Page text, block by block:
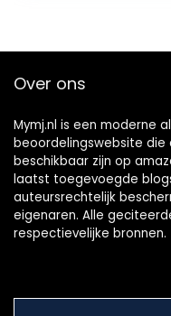
Over ons
Mymj.nl is een moderne
beoordelingswebsite
beschikbaar zijn op
laatst toegevoegde
auteursrechtelijk
eigenaren. Alle
respectievelijke bronnen.